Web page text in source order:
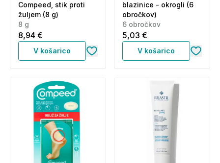
Compeed, stik proti
žuljem (8 g)
8 g
8,94 €
V košarico
blazinice - okrogli (6
obročkov)
6 obročkov
5,03 €
V košarico